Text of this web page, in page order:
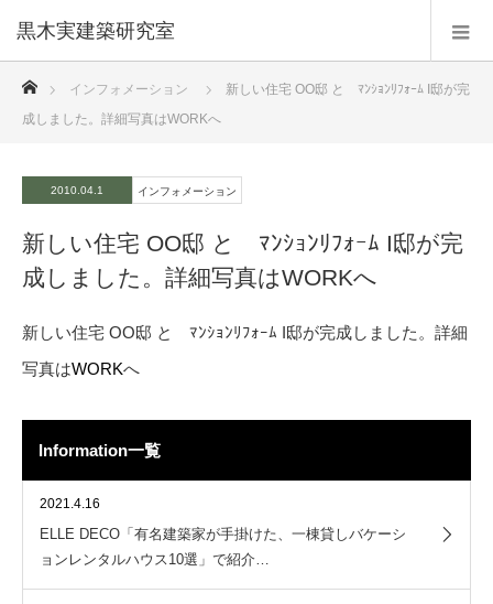
黒木実建築研究室
インフォメーション
新しい住宅 OO邸 と ﾏﾝｼｮﾝﾘﾌｫｰﾑ I邸が完
成しました。詳細写真はWORKへ
2010.04.1 インフォメーション
新しい住宅 OO邸 と ﾏﾝｼｮﾝﾘﾌｫｰﾑ I邸が完
成しました。詳細写真はWORKへ
新しい住宅 OO邸 と ﾏﾝｼｮﾝﾘﾌｫｰﾑ I邸が完成しました。詳細
写真はWORKへ
Information一覧
2021.4.16
ELLE DECO「有名建築家が手掛けた、一棟貸しバケーシ
ョンレンタルハウス10選」で紹介…